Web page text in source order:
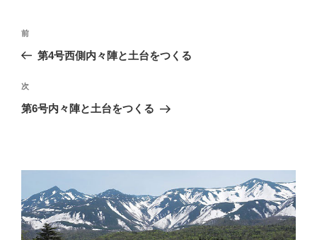
投
ビ
ゲ
過
去
投
稿
前
第4号西側内々陣と土台をつくる
次
の
次
第6号内々陣と土台をつくる